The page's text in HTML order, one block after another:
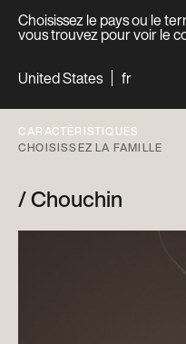
Choisissez le pays ou le
vous trouvez pour voir le
United States
fr
CARACTÉRISTIQUES
CHOISISSEZ LA FAMILLE
Chouchin